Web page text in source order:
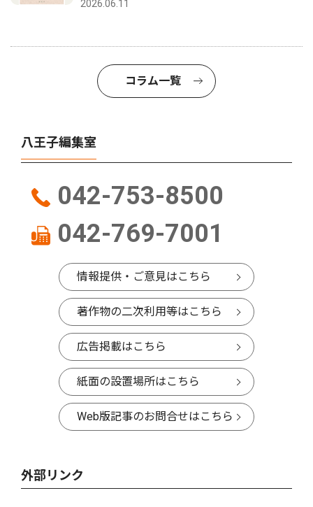
2026.06.11
コラム一覧
八王子編集室
042-753-8500
042-769-7001
情報提供・ご意見はこちら
著作物の二次利用等はこちら
広告掲載はこちら
紙面の設置場所はこちら
Web版記事のお問合せはこちら
外部リンク